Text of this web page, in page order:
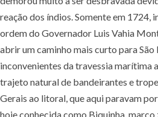
reação dos índios. Somente em 1724,
ordem do Governador Luis Vahia
abrir um caminho mais curto para São
inconvenientes da travessia marítima
trajeto natural de bandeirantes e
Gerais ao litoral, que aqui paravam
hoje conhecida como Biquinha, marco